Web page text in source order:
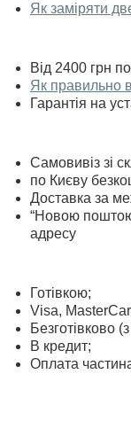
Як заміряти
Від 2400 грн
Як правильно
Гарантія на
Самовивіз зі
по Києву
Доставка за
“Новою
адресу
Готівкою;
Visa,
Безготівково
В кредит;
Оплата